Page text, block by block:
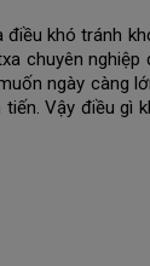
khó tránh
chuyên nghiệp
ngày càng
Vậy điều gì